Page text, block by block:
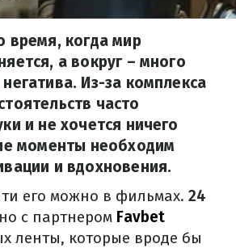
когда мир
а вокруг – много
Из-за комплекса
часто
и не хочется ничего
моменты необходим
и вдохновения.
его можно в фильмах. 24
с партнером Favbet
ленты, которые вроде бы